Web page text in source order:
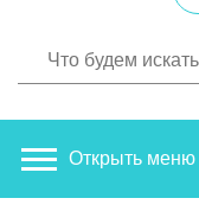
Открыть меню